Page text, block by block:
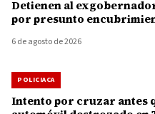
Detienen al
por presunto
6 de agosto de 2026
POLICIACA
Intento por cruzar antes